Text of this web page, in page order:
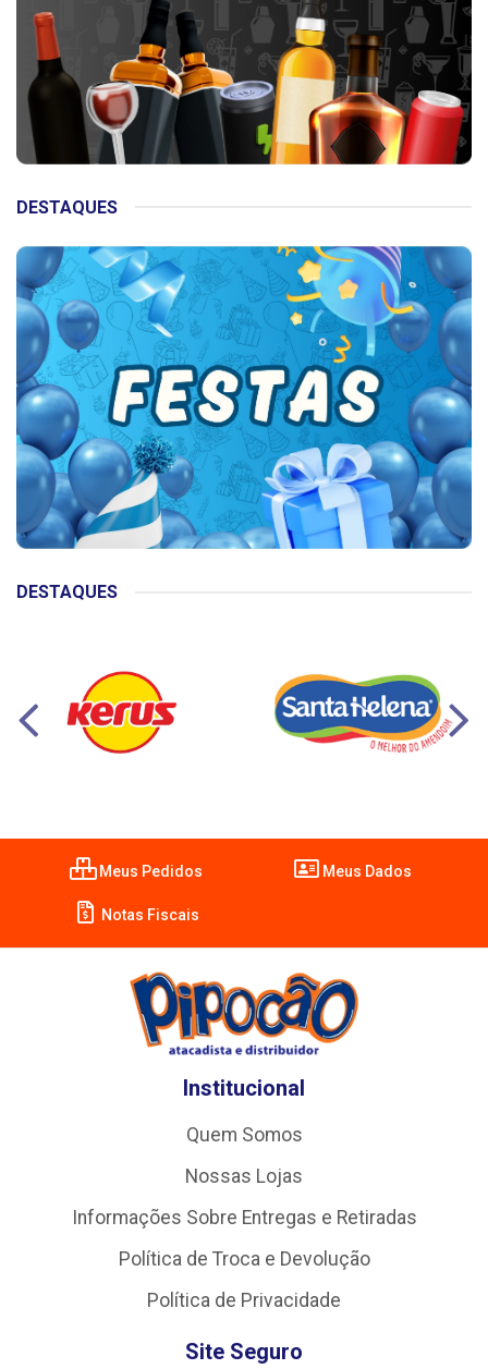
DESTAQUES
DESTAQUES
Meus Pedidos Meus Dados
Notas Fiscais
Institucional
Quem Somos
Nossas Lojas
Informações Sobre Entregas e Retiradas
Política de Troca e Devolução
Política de Privacidade
Site Seguro